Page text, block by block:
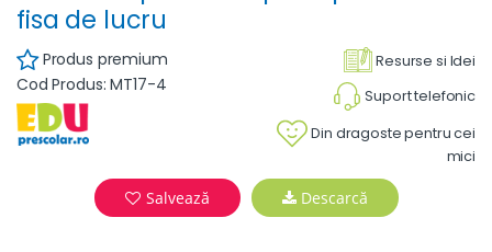
fisa de lucru
Resurse si Idei
Suport telefonic
Din dragoste pentru cei
mici
Produs premium
Cod Produs: MT17-4
Salvează Descarcă